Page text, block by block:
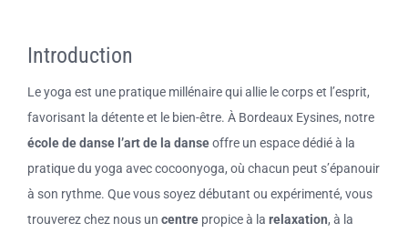
Introduction
Le yoga est une pratique millénaire qui allie le corps et l’esprit,
favorisant la détente et le bien-être. À Bordeaux Eysines, notre
école de danse l’art de la danseoffre un espace dédié à la
pratique du yoga aveccocoonyoga, où chacun peut s’épanouir
à son rythme. Que vous soyez débutant ou expérimenté, vous
trouverez chez nous un centre propice à la relaxation, à la